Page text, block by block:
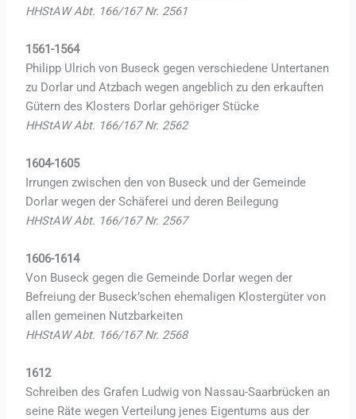
HHStAW Abt. 166/167 Nr. 2561
1561-1564
Philipp Ulrich von Buseck gegen verschiedene Untertanen
zu Dorlar und Atzbach wegen angeblich zu den erkauften
Gütern des Klosters Dorlar gehöriger Stücke
HHStAW Abt. 166/167 Nr. 2562
1604-1605
Irrungen zwischen den von Buseck und der Gemeinde
Dorlar wegen der Schäferei und deren Beilegung
HHStAW Abt. 166/167 Nr. 2567
1606-1614
Von Buseck gegen die Gemeinde Dorlar wegen der
Befreiung der Buseck’schen ehemaligen Klostergüter von
allen gemeinen Nutzbarkeiten
HHStAW Abt. 166/167 Nr. 2568
1612
Schreiben des Grafen Ludwig von Nassau-Saarbrücken an
seine Räte wegen Verteilung jenes Eigentums aus der